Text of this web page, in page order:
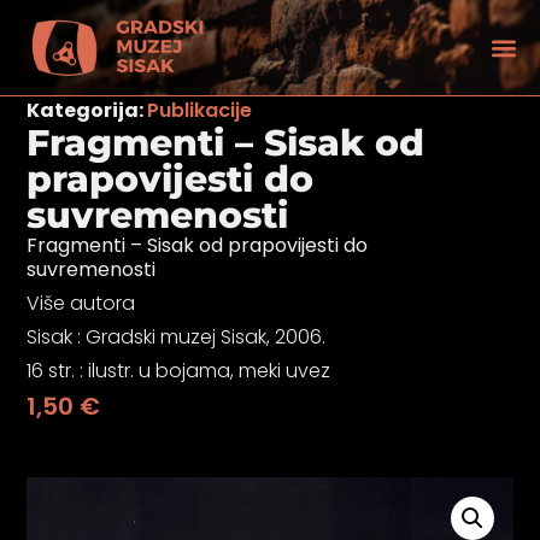
Kategorija:Publikacije
Fragmenti – Sisak od
prapovijesti do
suvremenosti
Fragmenti – Sisak od prapovijesti do
suvremenosti
Više autora
Sisak : Gradski muzej Sisak, 2006.
16 str. : ilustr. u bojama, meki uvez
1,50 €